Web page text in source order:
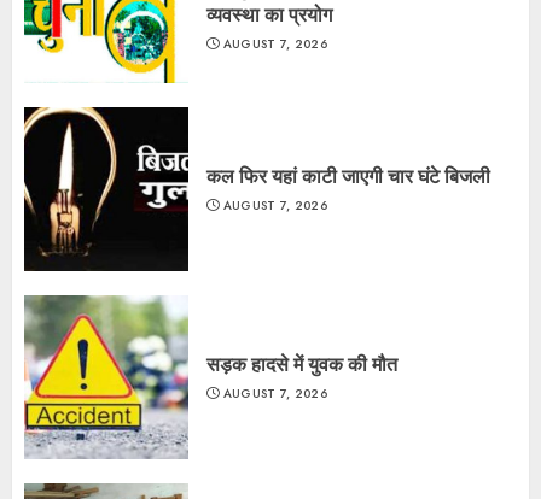
व्यवस्था का प्रयोग
AUGUST 7, 2026
कल फिर यहां काटी जाएगी चार घंटे बिजली
AUGUST 7, 2026
सड़क हादसे में युवक की मौत
AUGUST 7, 2026